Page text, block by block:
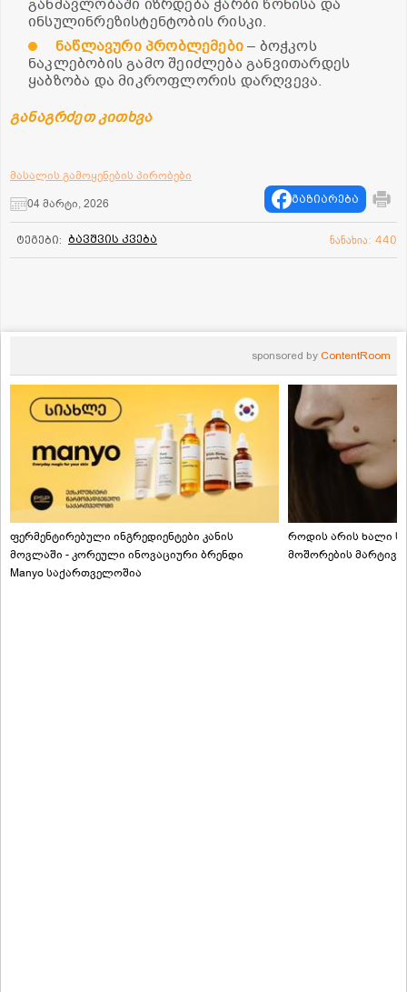
განმავლობაში იზრდება ჭარბი წონისა და
ინსულინრეზისტენტობის რისკი.
ნაწლავური პრობლემები– ბოჭკოს
ნაკლებობის გამო შეიძლება განვითარდეს
ყაბზობა და მიკროფლორის დარღვევა.
განაგრძეთ კითხვა
მასალის გამოყენების პირობები
04 მარტი, 2026
გაზიარება
ტეგები: ბავშვის კვება ნანახია: 440
sponsored by ContentRoom
ფერმენტირებული ინგრედიენტები კანის
მოვლაში - კორეული ინოვაციური ბრენდი
Manyo საქართველოშია
როდის არის ხალი
მოშორების